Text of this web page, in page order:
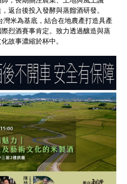
返台後投入發酵與蒸餾酒研發。
灣米為基底，結合在地農產打造具產
烈酒賽事肯定。致力透過釀造與蒸
故事濃縮於杯中。